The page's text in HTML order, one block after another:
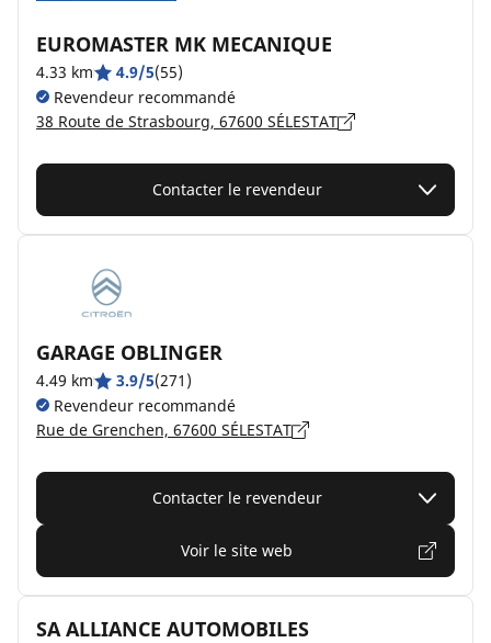
EUROMASTER MK MECANIQUE
4.33 km 4.9/5(55)
Revendeur recommandé
38 Route de Strasbourg, 67600 SÉLESTAT
Contacter le revendeur
GARAGE OBLINGER
4.49 km 3.9/5(271)
Revendeur recommandé
Rue de Grenchen, 67600 SÉLESTAT
Contacter le revendeur
Voir le site web
SA ALLIANCE AUTOMOBILES